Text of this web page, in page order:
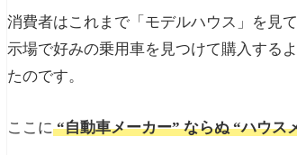
消費者はこれまで「モデルハウス」を見
示場で好みの乗用車を見つけて購入する
たのです。
ここに“自動車メーカー” ならぬ “ハウス